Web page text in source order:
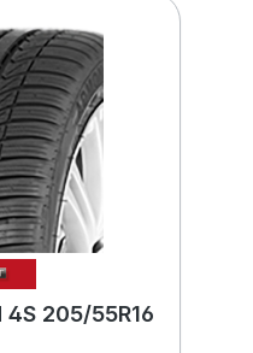
4S 205/55R16